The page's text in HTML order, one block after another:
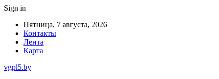
Sign in
Пятница, 7 августа, 2026
Контакты
Лента
Карта
vgpl5.by